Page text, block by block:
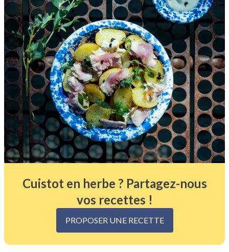
Cuistot en herbe ? Partagez-nous
vos recettes !
PROPOSER UNE RECETTE